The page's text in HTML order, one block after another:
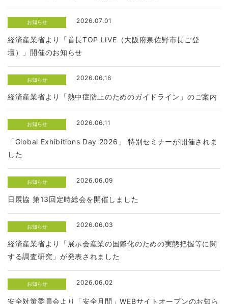
お知らせ 2026.07.01
経済産業省より「首長TOP LIVE（大阪府泉佐野市長ご登
壇）」開催のお知らせ
お知らせ 2026.06.16
経済産業省より「熱中症防止のためのガイドライン」のご案内
お知らせ 2026.06.11
「Global Exhibitions Day 2026」 特別セミナーが開催されま
した
お知らせ 2026.06.09
日展協 第13回定時総会を開催しました
お知らせ 2026.06.03
経済産業省より「展示会産業の国際化のための実態把握等に関
する調査研究」が発表されました
お知らせ 2026.06.02
安全対策委員会より「安全月間」WEBサイトオープンのお知ら